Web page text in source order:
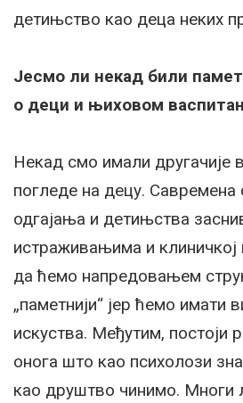
детињство као деца неких
Јесмо ли некад били
о деци и њиховом
Некад смо имали другачије
погледе на децу. Савремена
одгајања и детињства
истраживањима и клиничкој
да ћемо напредовањем
„паметнији“ јер ћемо имати
искуства. Међутим, постоји
онога што као психолози
као друштво чинимо. Многи